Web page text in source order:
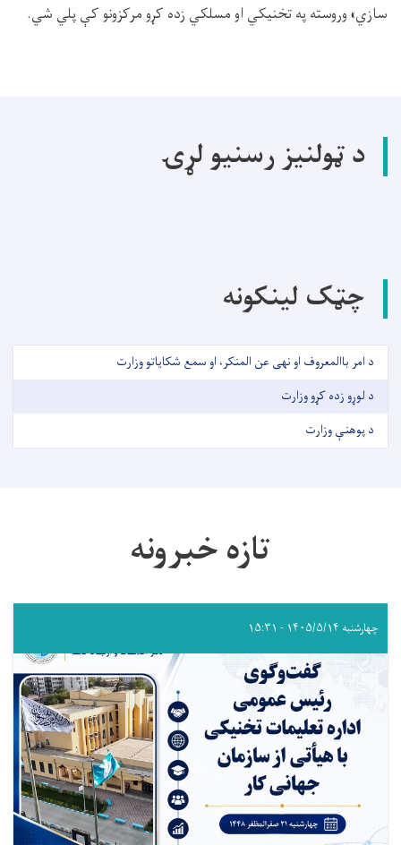
سازي» وروسته په تخنیکي او مسلکي زده کړو مرکزونو کې پلي شي.
د ټولنیز رسنیو لړۍ
چټک لینکونه
د امر باالمعروف او نهی عن المنکر، او سمع شکایاتو وزارت
د لوړو زده کړو وزارت
د پوهنې وزارت
تازه خبرونه
چهارشنبه ۱۴۰۵/۵/۱۴ - ۱۵:۳۱